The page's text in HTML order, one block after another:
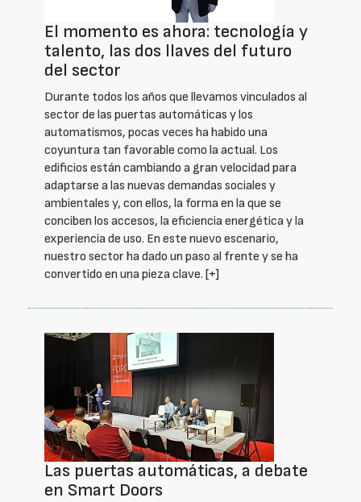
El momento es ahora: tecnología y
talento, las dos llaves del futuro
del sector
Durante todos los años que llevamos vinculados al
sector de las puertas automáticas y los
automatismos, pocas veces ha habido una
coyuntura tan favorable como la actual. Los
edificios están cambiando a gran velocidad para
adaptarse a las nuevas demandas sociales y
ambientales y, con ellos, la forma en la que se
conciben los accesos, la eficiencia energética y la
experiencia de uso. En este nuevo escenario,
nuestro sector ha dado un paso al frente y se ha
convertido en una pieza clave. [+]
Las puertas automáticas, a debate
en Smart Doors